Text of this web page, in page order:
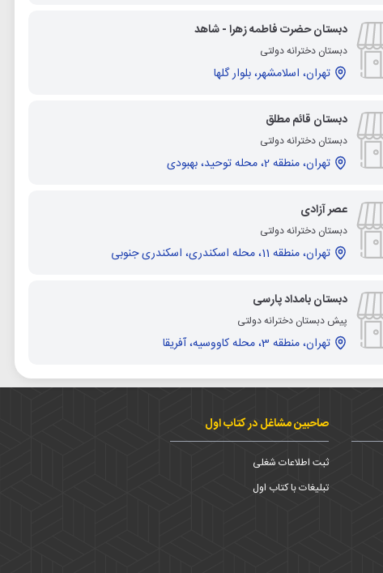
دبستان حضرت فاطمه زهرا - شاهد
دبستان دخترانه دولتی
تهران، اسلامشهر، بلوار گلها
دبستان قائم مطلق
دبستان دخترانه دولتی
تهران، منطقه 2، محله توحید، بهبودی
عصر آزادی
دبستان دخترانه دولتی
تهران، منطقه 11، محله اسکندری، اسکندری جنوبی
دبستان بامداد پارسی
پیش دبستان دخترانه دولتی
تهران، منطقه 3، محله کاووسیه، آفریقا
صاحبین مشاغل در کتاب اول
ثبت اطلاعات شغلی
تبلیغات با کتاب اول